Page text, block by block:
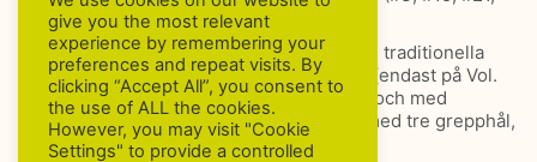
#27, #31).
Ytterligare en rustik fläkt förmedlas av den traditionella
kombinationen enhandsflöjt och trumma
(endast på Vol.
I:#4). Här måste ”enmansorkestern” blåsa och med
vänsterhanden fingra en enkel blockflöjt med tre grepphål,
medan högerhanden slår trumma.
give you the most relevant
experience by remembering your
preferences and repeat visits. By
clicking “Accept All”, you consent to
the use of ALL the cookies.
However, you may visit "Cookie
Settings" to provide a controlled